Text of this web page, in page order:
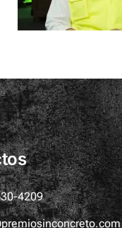
4209